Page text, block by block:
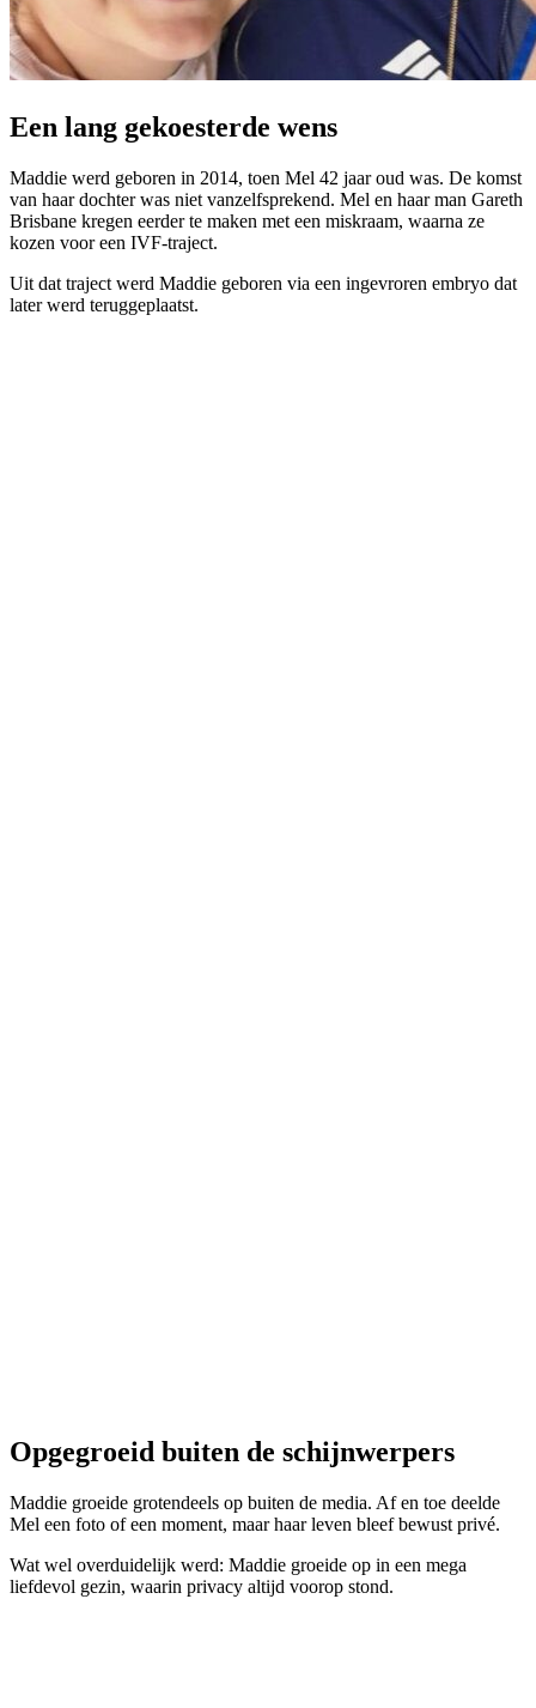
Een lang gekoesterde wens
Maddie werd geboren in 2014, toen Mel 42 jaar oud was. De komst
van haar dochter was niet vanzelfsprekend. Mel en haar man Gareth
Brisbane kregen eerder te maken met een miskraam, waarna ze
kozen voor een IVF-traject.
Uit dat traject werd Maddie geboren via een ingevroren embryo dat
later werd teruggeplaatst.
Opgegroeid buiten de schijnwerpers
Maddie groeide grotendeels op buiten de media. Af en toe deelde
Mel een foto of een moment, maar haar leven bleef bewust privé.
Wat wel overduidelijk werd: Maddie groeide op in een mega
liefdevol gezin, waarin privacy altijd voorop stond.